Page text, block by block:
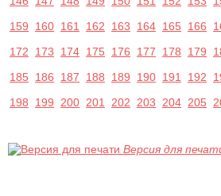
159
160 161 162 163 164 165 166
172
173 174 175 176 177 178 179
185
186 187 188 189 190 191 192
198
199 200 201 202 203 204 205
Версия для